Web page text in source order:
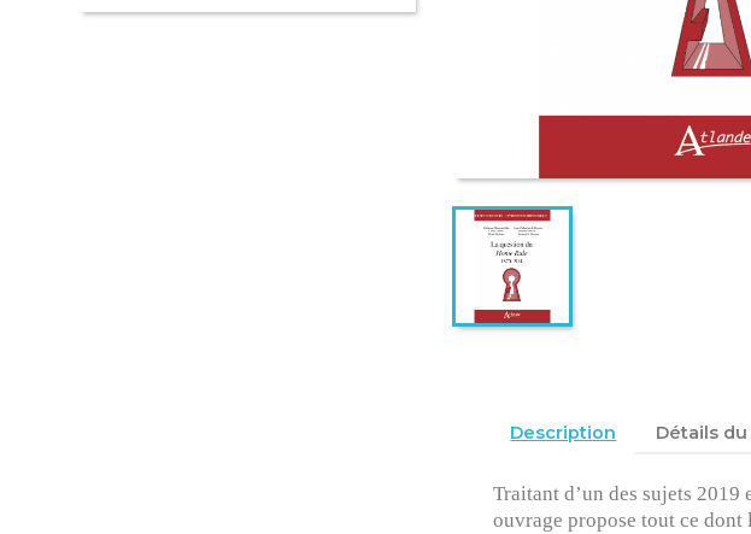
Description Détails
Traitant d’un des sujets
ouvrage propose tout ce dont